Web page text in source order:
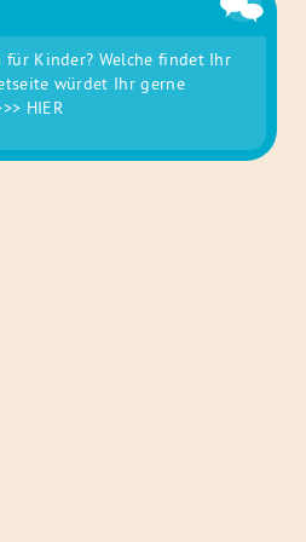
Kinder? Welche findet Ihr
würdet Ihr gerne
HIER